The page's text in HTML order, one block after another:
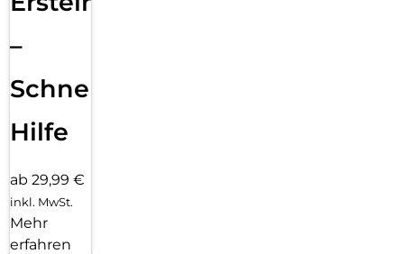
–
Schnelle
Hilfe
ab 29,99 €
inkl. MwSt.
Mehr
erfahren